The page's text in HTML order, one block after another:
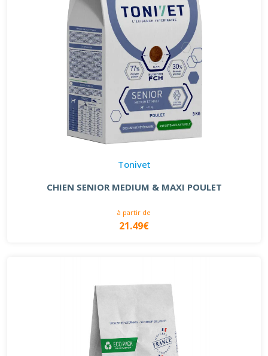
Tonivet
CHIEN SENIOR MEDIUM & MAXI POULET
à partir de
21.49€